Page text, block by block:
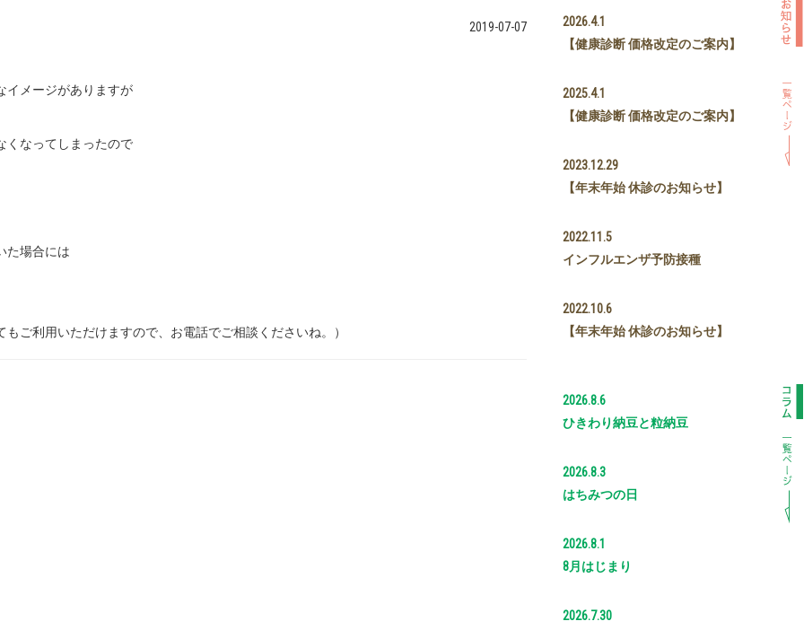
2019-07-07
イメージがありますが
くなってしまったので
た場合には
ご利用いただけますので、お電話でご相談くださいね。）
2026.4.1
【健康診断 価格改定のご案内】
2025.4.1
【健康診断 価格改定のご案内】
2023.12.29
【年末年始 休診のお知らせ】
2022.11.5
インフルエンザ予防接種
2022.10.6
【年末年始 休診のお知らせ】
2026.8.6
ひきわり納豆と粒納豆
2026.8.3
はちみつの日
2026.8.1
8月はじまり
2026.7.30